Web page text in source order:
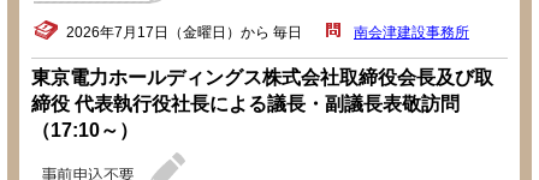
2026年7月17日（金曜日）から 毎日 南会津建設事務所
東京電力ホールディングス株式会社取締役会長及び取
締役 代表執行役社長による議長・副議長表敬訪問
（17:10～）